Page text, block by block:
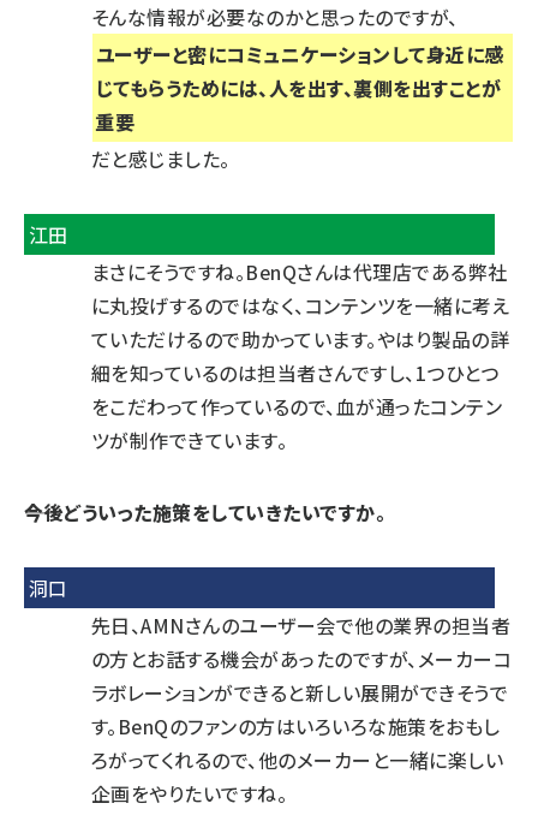
そんな情報が必要なのかと思ったのですが、
ユーザーと密にコミュニケーションして身近に感
じてもらうためには、人を出す、裏側を出すことが
重要
だと感じました。
江田
まさにそうですね。BenQさんは代理店である弊社
に丸投げするのではなく、コンテンツを一緒に考え
ていただけるので助かっています。やはり製品の詳
細を知っているのは担当者さんですし、1つひとつ
をこだわって作っているので、血が通ったコンテン
ツが制作できています。
――今後どういった施策をしていきたいですか。
洞口
先日、AMNさんのユーザー会で他の業界の担当者
の方とお話する機会があったのですが、メーカーコ
ラボレーションができると新しい展開ができそうで
す。BenQのファンの方はいろいろな施策をおもし
ろがってくれるので、他のメーカーと一緒に楽しい
企画をやりたいですね。